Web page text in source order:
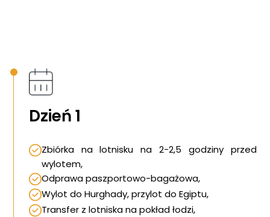
Dzień 1
Zbiórka na lotnisku na 2-2,5 godziny przed
wylotem,
Odprawa paszportowo-bagażowa,
Wylot do Hurghady, przylot do Egiptu,
Transfer z lotniska na pokład łodzi,